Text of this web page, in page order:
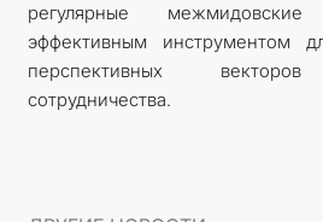
регулярные
эффективным инструментом
перспективных векторов
сотрудничества.